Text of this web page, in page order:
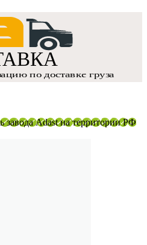
завода Adast на территории РФ